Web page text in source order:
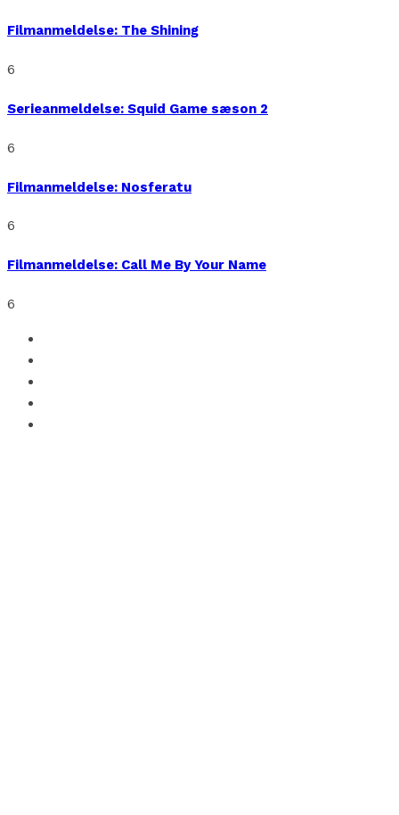
Filmanmeldelse: The Shining
6
Serieanmeldelse: Squid Game sæson 2
6
Filmanmeldelse: Nosferatu
6
Filmanmeldelse: Call Me By Your Name
6